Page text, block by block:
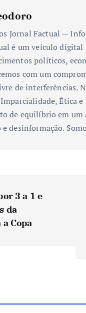
Jornal Factual —
é um veículo
políticos,
com um
de interferências.
Ética
de equilíbrio em
desinformação.
3 a 1 e
da
Copa